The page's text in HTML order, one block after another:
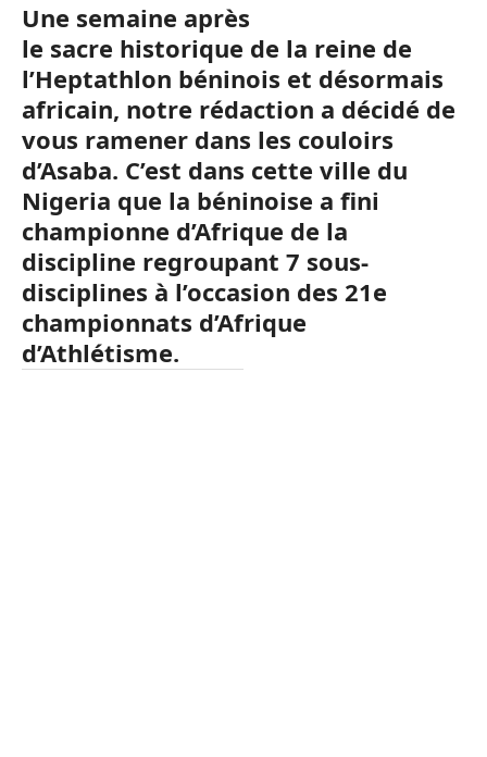
Une semaine après
le sacre historique de la reine de
l’Heptathlon béninois et désormais
africain, notre rédaction a décidé de
vous ramener dans les couloirs
d’Asaba. C’est dans cette ville du
Nigeria que la béninoise a fini
championne d’Afrique de la
discipline regroupant 7 sous-
disciplines à l’occasion des 21e
championnats d’Afrique
d’Athlétisme.